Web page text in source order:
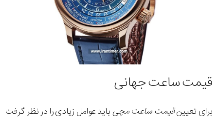
قیمت ساعت جهانی
برای تعیینقیمت ساعت مچیباید عوامل زیادی را در نظر گرفت